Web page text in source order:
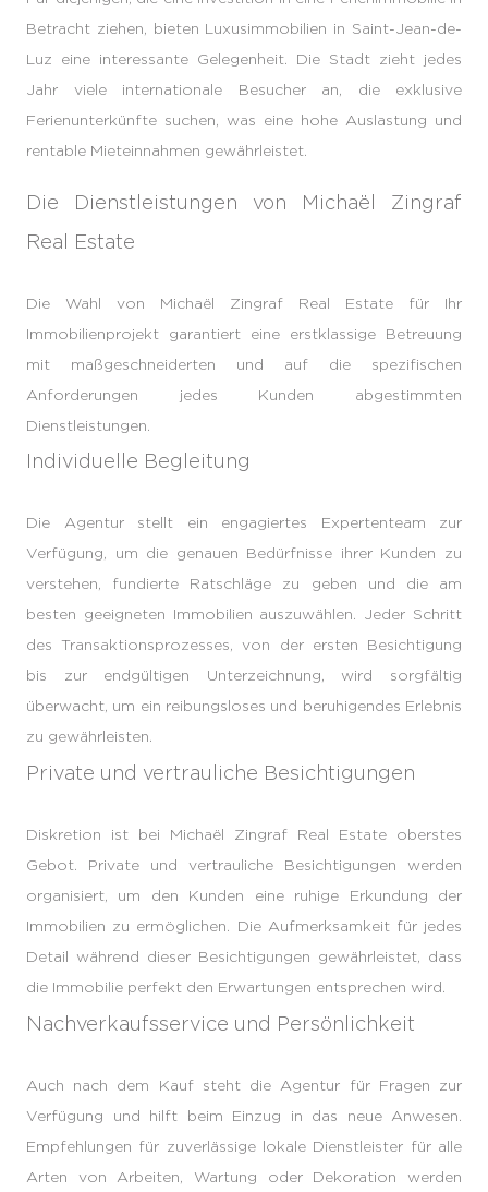
Betracht ziehen, bieten Luxusimmobilien in Saint-Jean-de-
Luz eine interessante Gelegenheit. Die Stadt zieht jedes
Jahr viele internationale Besucher an, die exklusive
Ferienunterkünfte suchen, was eine hohe Auslastung und
rentable Mieteinnahmen gewährleistet.
Die Dienstleistungen von Michaël Zingraf
Real Estate
Die Wahl von Michaël Zingraf Real Estate für Ihr
Immobilienprojekt garantiert eine erstklassige Betreuung
mit maßgeschneiderten und auf die spezifischen
Anforderungen jedes Kunden abgestimmten
Dienstleistungen.
Individuelle Begleitung
Die Agentur stellt ein engagiertes Expertenteam zur
Verfügung, um die genauen Bedürfnisse ihrer Kunden zu
verstehen, fundierte Ratschläge zu geben und die am
besten geeigneten Immobilien auszuwählen. Jeder Schritt
des Transaktionsprozesses, von der ersten Besichtigung
bis zur endgültigen Unterzeichnung, wird sorgfältig
überwacht, um ein reibungsloses und beruhigendes Erlebnis
zu gewährleisten.
Private und vertrauliche Besichtigungen
Diskretion ist bei Michaël Zingraf Real Estate oberstes
Gebot. Private und vertrauliche Besichtigungen werden
organisiert, um den Kunden eine ruhige Erkundung der
Immobilien zu ermöglichen. Die Aufmerksamkeit für jedes
Detail während dieser Besichtigungen gewährleistet, dass
die Immobilie perfekt den Erwartungen entsprechen wird.
Nachverkaufsservice und Persönlichkeit
Auch nach dem Kauf steht die Agentur für Fragen zur
Verfügung und hilft beim Einzug in das neue Anwesen.
Empfehlungen für zuverlässige lokale Dienstleister für alle
Arten von Arbeiten, Wartung oder Dekoration werden